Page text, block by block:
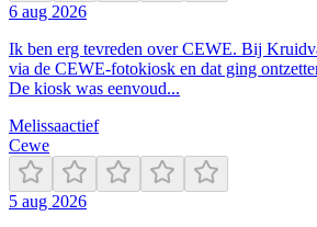
6 aug 2026
Ik ben erg tevreden over CEWE. Bij
via de CEWE-fotokiosk en dat ging
De kiosk was eenvoud...
Melissaactief
Cewe
5 aug 2026